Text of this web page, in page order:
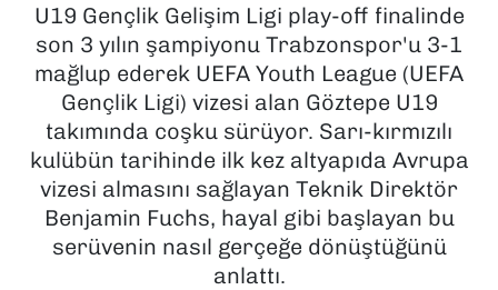
U19 Gençlik Gelişim Ligi play-off finalinde
son 3 yılın şampiyonu Trabzonspor'u 3-1
mağlup ederek UEFA Youth League (UEFA
Gençlik Ligi) vizesi alan Göztepe U19
takımında coşku sürüyor. Sarı-kırmızılı
kulübün tarihinde ilk kez altyapıda Avrupa
vizesi almasını sağlayan Teknik Direktör
Benjamin Fuchs, hayal gibi başlayan bu
serüvenin nasıl gerçeğe dönüştüğünü
anlattı.
POLİTİKA
SAĞLIK
SPOR
TEKNOLOJİ